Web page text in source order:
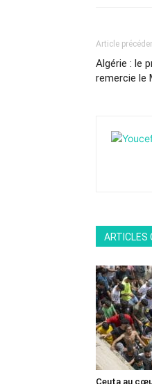
Article
Algérie : le
remercie le
ARTICLES
Ceuta au